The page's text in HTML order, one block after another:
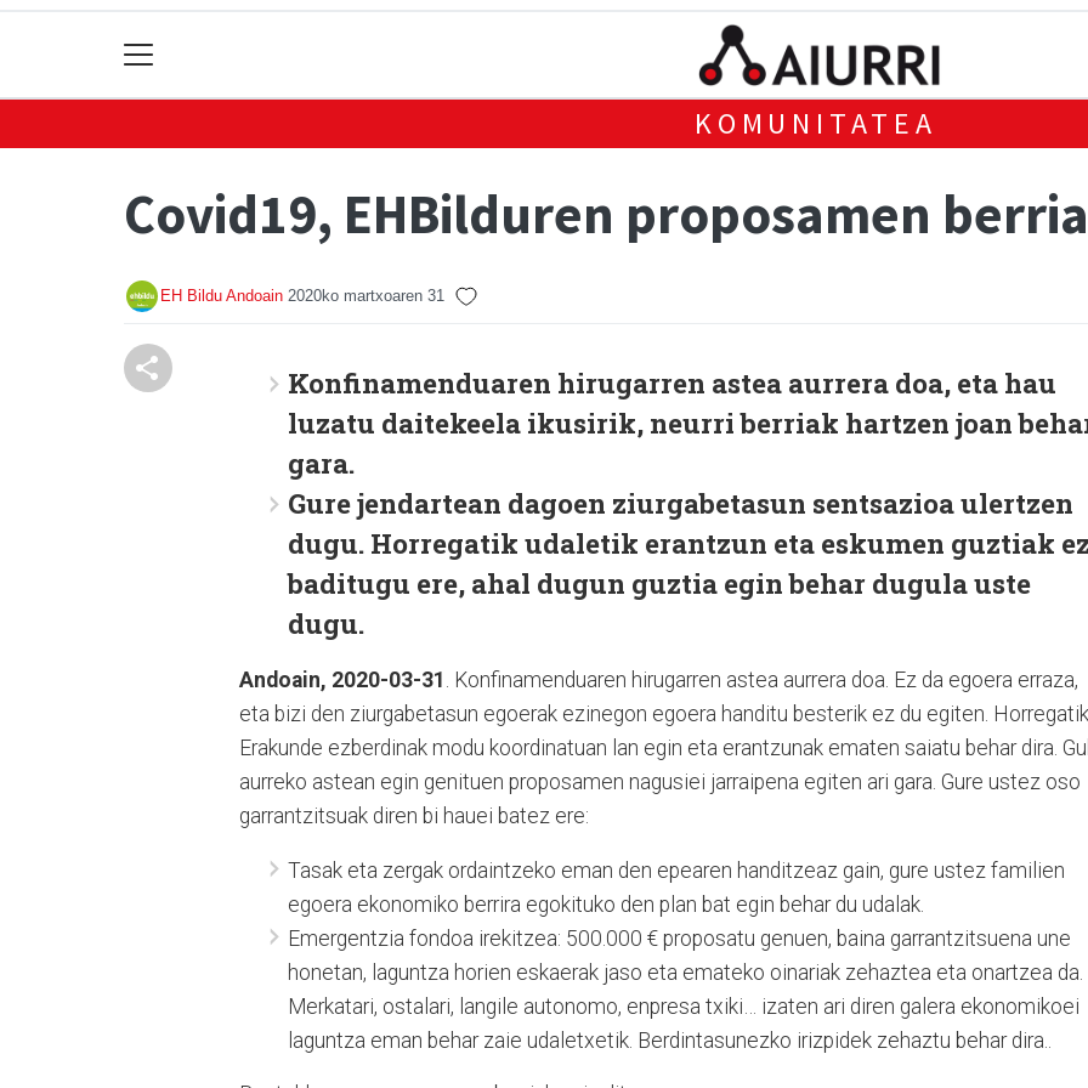
KOMUNITATEA
Covid19, EHBilduren proposamen
EH Bildu Andoain 2020ko martxoaren 31
Konfinamenduaren hirugarren astea aurrera doa, eta hau
luzatu daitekeela ikusirik, neurri berriak hartzen joan
gara.
Gure jendartean dagoen ziurgabetasun sentsazioa ulertzen
dugu. Horregatik udaletik erantzun eta eskumen guztiak
baditugu ere, ahal dugun guztia egin behar dugula uste
dugu.
Andoain, 2020-03-31 . Konfinamenduaren hirugarren astea aurrera doa. Ez da egoera erraza,
eta bizi den ziurgabetasun egoerak ezinegon egoera handitu besterik ez du egiten. Horregatik
Erakunde ezberdinak modu koordinatuan lan egin eta erantzunak ematen saiatu behar dira.
aurreko astean egin genituen proposamen nagusiei jarraipena egiten ari gara. Gure ustez oso
garrantzitsuak diren bi hauei batez ere:
Tasak eta zergak ordaintzeko eman den epearen handitzeaz gain, gure ustez familien
egoera ekonomiko berrira egokituko den plan bat egin behar du udalak.
Emergentzia fondoa irekitzea: 500.000 € proposatu genuen, baina garrantzitsuena une
honetan, laguntza horien eskaerak jaso eta emateko oinariak zehaztea eta onartzea da.
Merkatari, ostalari, langile autonomo, enpresa txiki… izaten ari diren galera ekonomikoei
laguntza eman behar zaie udaletxetik. Berdintasunezko irizpidek zehaztu behar dira..